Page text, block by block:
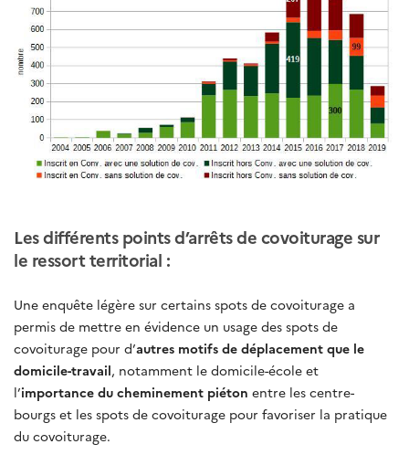
Les différents points d’arrêts de covoiturage sur
le ressort territorial :
Une enquête légère sur certains spots de covoiturage a
permis de mettre en évidence un usage des spots de
covoiturage pour d’autres motifs de déplacement que le
domicile-travail, notamment le domicile-école et
l’importance du cheminement piéton entre les centre-
bourgs et les spots de covoiturage pour favoriser la pratique
du covoiturage.